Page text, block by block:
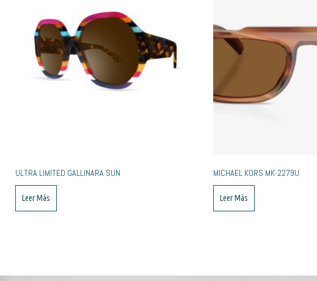
ULTRA LIMITED GALLINARA SUN
Leer Más
MICHAEL KORS MK-2279U
Leer Más